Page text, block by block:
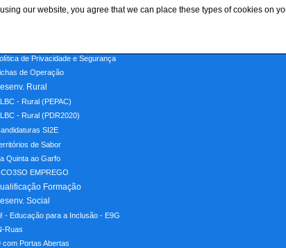
de Privacidade e Segurança
de Operação
Rural
- Rural (PEPAC)
- Rural (PDR2020)
SI2E
de Sabor
Quinta ao Garfo
EMPREGO
Formação
Social
- Educação para a Inclusão - E9G
Ruas
com Portas Abertas
our website, you agree that we can place these types of cookies on